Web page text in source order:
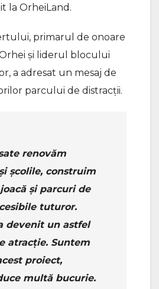
la OrheiLand.
primarul de onoare
și liderul blocului
a adresat un mesaj de
parcului de distracții.
renovăm
școlile, construim
și parcuri de
tuturor.
devenit un astfel
atracție. Suntem
proiect,
multă bucurie.